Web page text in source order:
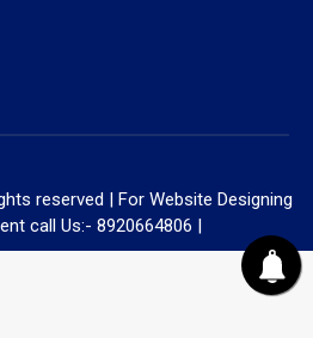
reserved | For Website Designing
call Us:- 8920664806 |